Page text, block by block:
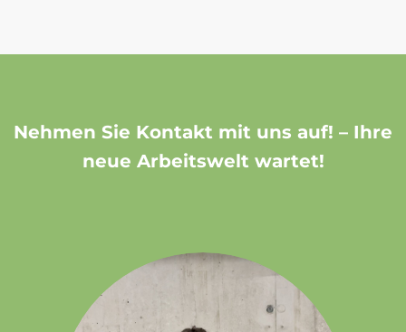
Nehmen Sie Kontakt mit uns auf! – Ihre
neue Arbeitswelt wartet!